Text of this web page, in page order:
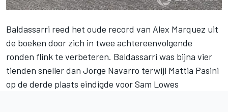
Baldassarri reed het oude record van Alex Marquez uit
de boeken door zich in twee achtereenvolgende
ronden flink te verbeteren. Baldassarri was bijna vier
tienden sneller dan Jorge Navarro terwijl Mattia Pasini
op de derde plaats eindigde voor Sam Lowes